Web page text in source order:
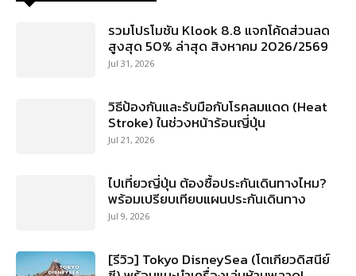
รวมโปรโมชัน Klook 8.8 แจกโค้ดส่วนลด
สูงสุด 50% ล่าสุด สิงหาคม 2026/2569
Jul 31, 2026
วิธีป้องกันและรับมือกับโรคลมแดด (Heat
Stroke) ในช่วงหน้าร้อนญี่ปุ่น
Jul 21, 2026
ไปเที่ยวญี่ปุ่น ต้องซื้อประกันเดินทางไหม?
พร้อมเปรียบเทียบแผนประกันเดินทาง
Jul 9, 2026
[รีวิว] Tokyo DisneySea (โตเกียวดิสนีย์